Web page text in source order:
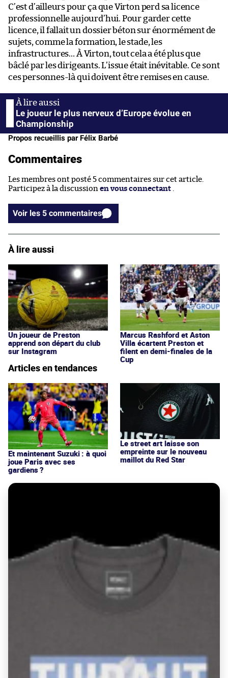
C’est d’ailleurs pour ça que Virton perd sa licence
professionnelle aujourd’hui. Pour garder cette
licence, il fallait un dossier béton sur énormément de
sujets, comme la formation, le stade, les
infrastructures… À Virton, tout cela a été plus que
bâclé par les dirigeants. L’issue était inévitable. Ce sont
ces personnes-là qui doivent être remises en cause.
Le joueur le plus nerveux d’Europe évolue en
Championship
Propos recueillis par Félix Barbé
Commentaires
Les membres ont posté 5 commentaires sur cet article.
Participez à la discussion en vous connectant .
Voir les 5 commentaires
À lire aussi
Un joueur de Preston
apprend son départ du club
sur Instagram
Marcus Rashford et Aston
Villa écartent Preston et
filent en demi-finales de la
Cup
Articles en tendances
Et maintenant Suzuki : à quoi
joue Paris avec ses
gardiens ?
Le street art laisse son
empreinte sur le nouveau
maillot du Red Star